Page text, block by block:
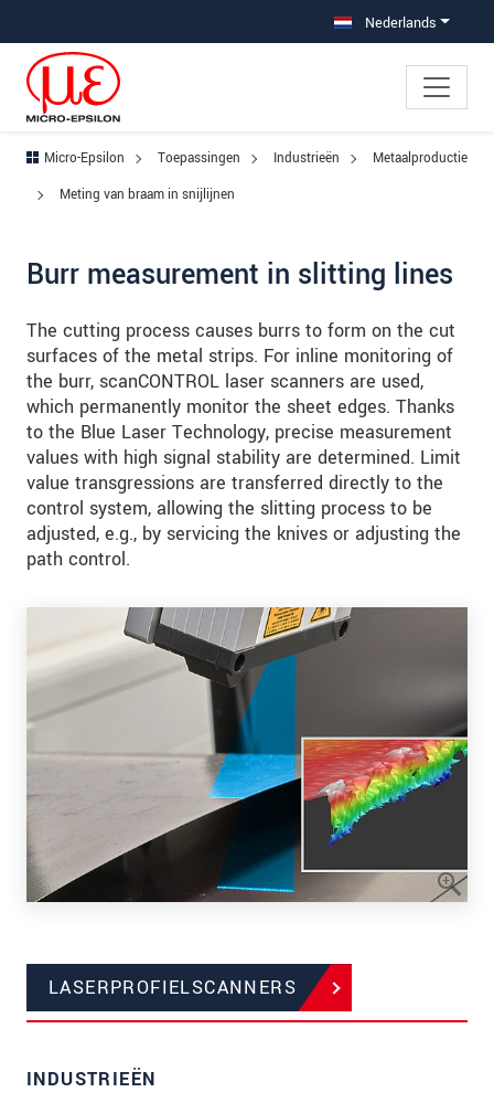
Nederlands
Micro-Epsilon Toepassingen Industrieën
Metaalproductie
Meting van braam in snijlijnen
Burr measurement in slitting lines
The cutting process causes burrs to form on the cut
surfaces of the metal strips. For inline monitoring of
the burr, scanCONTROL laser scanners are used,
which permanently monitor the sheet edges. Thanks
to the Blue Laser Technology, precise measurement
values with high signal stability are determined. Limit
value transgressions are transferred directly to the
control system, allowing the slitting process to be
adjusted, e.g., by servicing the knives or adjusting the
path control.
LASERPROFIELSCANNERS
INDUSTRIEËN